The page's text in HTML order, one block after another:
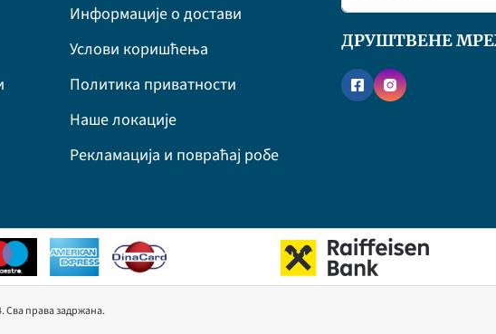
Информације о достави
Услови коришћења
Политика приватности
Наше локације
Рекламација и повраћај робе
ДРУШТВЕНЕ
Сва права задржана.